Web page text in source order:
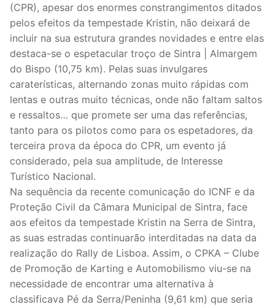
(CPR), apesar dos enormes constrangimentos ditados
pelos efeitos da tempestade Kristin, não deixará de
incluir na sua estrutura grandes novidades e entre elas
destaca-se o espetacular troço de Sintra | Almargem
do Bispo (10,75 km). Pelas suas invulgares
caraterísticas, alternando zonas muito rápidas com
lentas e outras muito técnicas, onde não faltam saltos
e ressaltos… que promete ser uma das referências,
tanto para os pilotos como para os espetadores, da
terceira prova da época do CPR, um evento já
considerado, pela sua amplitude, de Interesse
Turístico Nacional.
Na sequência da recente comunicação do ICNF e da
Proteção Civil da Câmara Municipal de Sintra, face
aos efeitos da tempestade Kristin na Serra de Sintra,
as suas estradas continuarão interditadas na data da
realização do Rally de Lisboa. Assim, o CPKA – Clube
de Promoção de Karting e Automobilismo viu-se na
necessidade de encontrar uma alternativa à
classificava Pé da Serra/Peninha (9,61 km) que seria